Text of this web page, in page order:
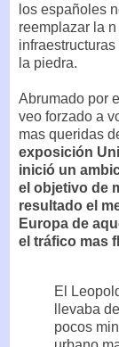
los españoles
reemplazar la
la piedra.
Abrumado por
veo forzado a
mas queridas
exposición
inició un
el objetivo de
resultado el
Europa de
el tráfico mas
El
llevaba
pocos